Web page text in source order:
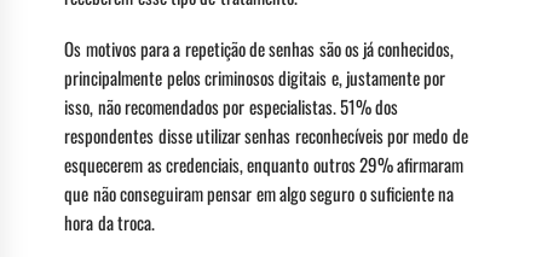
Os motivos para a repetição de senhas são os já conhecidos,
principalmente pelos criminosos digitais e, justamente por
isso, não recomendados por especialistas. 51% dos
respondentes disse utilizar senhas reconhecíveis por medo de
esquecerem as credenciais, enquanto outros 29% afirmaram
que não conseguiram pensar em algo seguro o suficiente na
hora da troca.